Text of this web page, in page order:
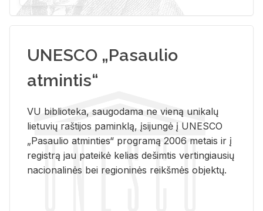
UNESCO „Pasaulio
atmintis“
VU biblioteka, saugodama ne vieną unikalų
lietuvių raštijos paminklą, įsijungė į UNESCO
„Pasaulio atminties“ programą 2006 metais ir į
registrą jau pateikė kelias dešimtis vertingiausių
nacionalinės bei regioninės reikšmės objektų.